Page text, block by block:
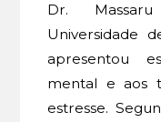
Dr.
Universidade
apresentou
mental e aos
estresse.